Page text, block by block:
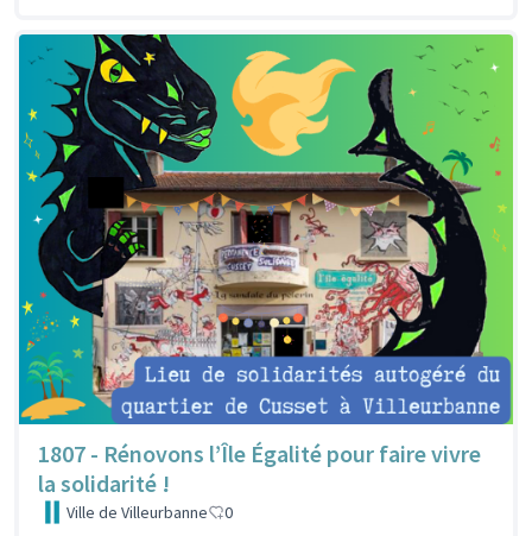
1807 - Rénovons l’Île Égalité pour faire vivre
la solidarité !
Ville de Villeurbanne 0